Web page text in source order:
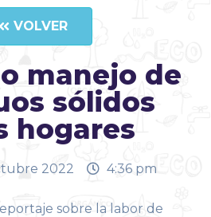
VOLVER
manejo de
sólidos
hogares
2022 4:36 pm
sobre la labor de